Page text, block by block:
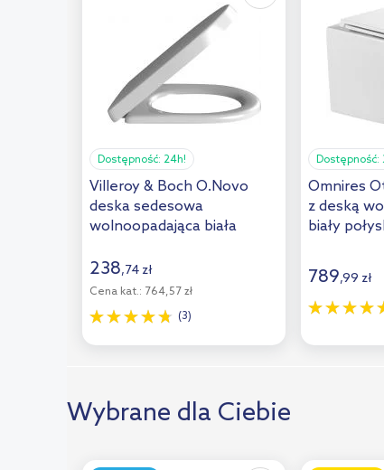
(4)
Dubiel Vitrum
Baldocer
Keratile (2)
Comad
Korzilius
Geotiles
Emigres
Ecoceramic
Dostępność: 24h!
Villeroy & Boch O.Novo
deska sedesowa
wolnoopadająca biała
238,74 zł
Cena kat.: 764,57 zł
(3)
Dostępność:
Omnires
z deską
biały
789,99 zł
Wybrane dla Ciebie